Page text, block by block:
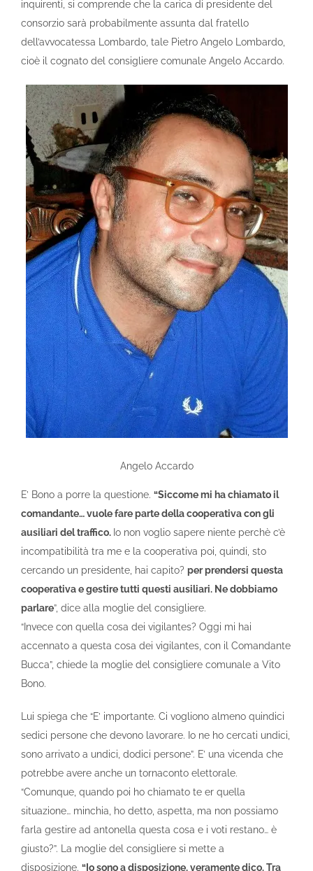
inquirenti, si comprende che la carica di presidente del
consorzio sarà probabilmente assunta dal fratello
dell’avvocatessa Lombardo, tale Pietro Angelo Lombardo,
cioè il cognato del consigliere comunale Angelo Accardo.
Angelo Accardo
E’ Bono a porre la questione. “Siccome mi ha chiamato il
comandante… vuole fare parte della cooperativa con gli
ausiliari del traffico. Io non voglio sapere niente perchè c’è
incompatibilità tra me e la cooperativa poi, quindi, sto
cercando un presidente, hai capito? per prendersi questa
cooperativa e gestire tutti questi ausiliari. Ne dobbiamo
parlare”, dice alla moglie del consigliere.
“Invece con quella cosa dei vigilantes? Oggi mi hai
accennato a questa cosa dei vigilantes, con il Comandante
Bucca”, chiede la moglie del consigliere comunale a Vito
Bono.
Lui spiega che “E’ importante. Ci vogliono almeno quindici
sedici persone che devono lavorare. Io ne ho cercati undici,
sono arrivato a undici, dodici persone”. E’ una vicenda che
potrebbe avere anche un tornaconto elettorale.
“Comunque, quando poi ho chiamato te er quella
situazione… minchia, ho detto, aspetta, ma non possiamo
farla gestire ad antonella questa cosa e i voti restano… è
giusto?”. La moglie del consigliere si mette a
disposizione. “Io sono a disposizione, veramente dico. Tra